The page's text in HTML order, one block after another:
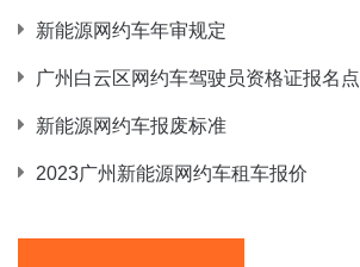
新能源网约车年审规定
广州白云区网约车驾驶员资格证报名点
新能源网约车报废标准
2023广州新能源网约车租车报价